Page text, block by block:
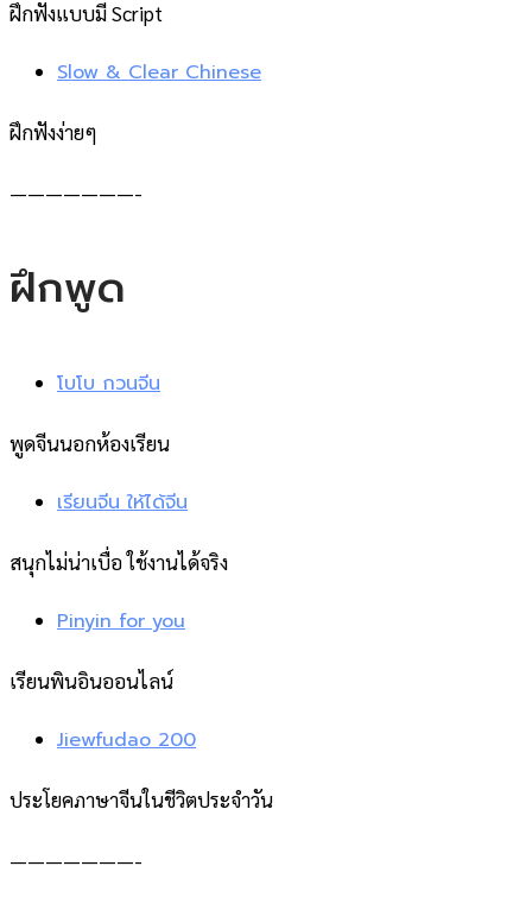
ฝึกฟังแบบมี Script
Slow & Clear Chinese
ฝึกฟังง่ายๆ
———————-
ฝึกพูด
โบโบ กวนจีน
พูดจีนนอกห้องเรียน
เรียนจีน ให้ได้จีน
สนุกไม่น่าเบื่อ ใช้งานได้จริง
Pinyin for you
เรียนพินอินออนไลน์
Jiewfudao 200
ประโยคภาษาจีนในชีวิตประจำวัน
———————-